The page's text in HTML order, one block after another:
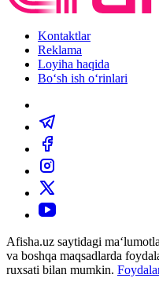
Kontaktlar
Reklama
Loyiha haqida
Bo‘sh ish o‘rinlari
Afisha.uz saytidagi
va boshqa maqsadlarda
ruxsati bilan mumkin.